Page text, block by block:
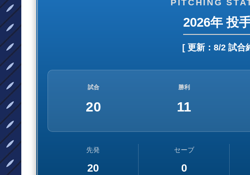
PITCHING
2026年 投
[ 更新： 8/2 試合
試合
20
勝利
11
先発
20
セーブ
0